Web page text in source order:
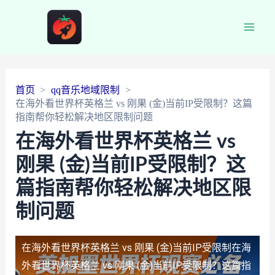
首页
qq音乐地域限制
在海外看世界杯英格兰 vs 刚果 (金)当前IP受限制？这篇
指南帮你轻松解决地区限制问题
在海外看世界杯英格兰 vs
刚果 (金)当前IP受限制？这
篇指南帮你轻松解决地区限
制问题
在海外看世界杯英格兰 vs 刚果 (金)当前IP受限制 在海
外看世界杯英格兰 vs 刚果 (金)当前IP受限制？这篇指